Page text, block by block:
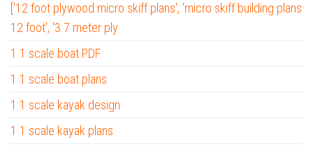
['12 foot plywood micro skiff plans', 'micro skiff building plans
12 foot', '3.7 meter ply
1 1 scale boat PDF
1 1 scale boat plans
1 1 scale kayak design
1 1 scale kayak plans